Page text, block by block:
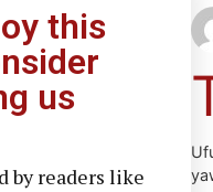
this
us
by readers like